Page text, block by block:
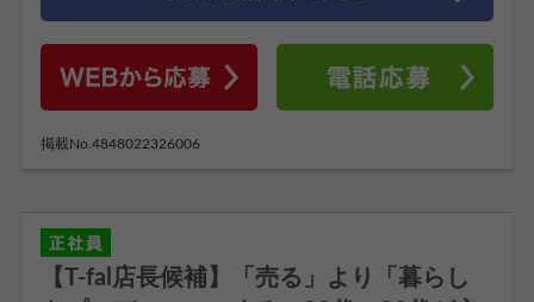
掲載No.4848022326006
【T-fal店長候補】「売る」より「暮らし